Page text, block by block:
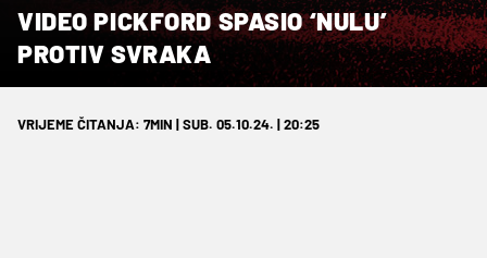
VIDEO PICKFORD SPASIO ‘NULU’
PROTIV SVRAKA
VRIJEME ČITANJA: 7MIN | SUB. 05.10.24. | 20:25